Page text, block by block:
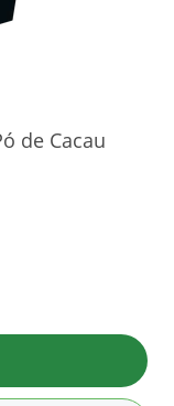
de Cacau